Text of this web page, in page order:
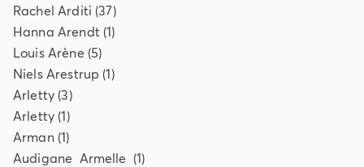
Rachel Arditi (37)
Hanna Arendt(1)
Louis Arène (5)
Niels Arestrup (1)
Arletty (3)
Arletty (1)
Arman(1)
Audigane Armelle (1)